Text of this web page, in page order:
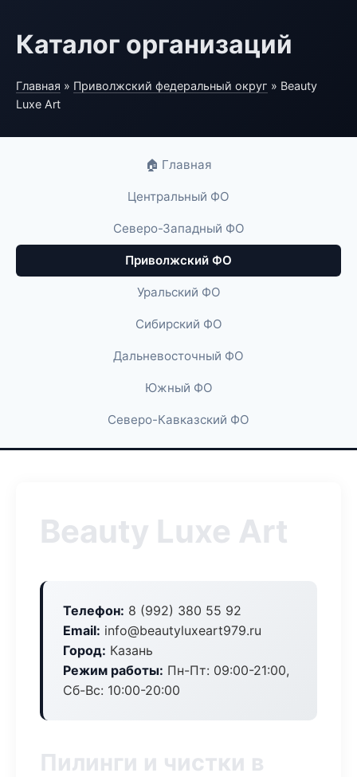
Каталог организаций
Главная » Приволжский федеральный округ » Beauty
Luxe Art
🏠 Главная
Центральный ФО
Северо-Западный ФО
Приволжский ФО
Уральский ФО
Сибирский ФО
Дальневосточный ФО
Южный ФО
Северо-Кавказский ФО
Beauty Luxe Art
Телефон: 8 (992) 380 55 92
Email: info@beautyluxeart979.ru
Город: Казань
Режим работы: Пн-Пт: 09:00-21:00,
Сб-Вс: 10:00-20:00
Пилинги и чистки в